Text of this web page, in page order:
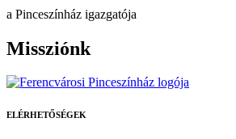
a Pinceszínház igazgatója
Missziónk
ELÉRHETŐSÉGEK